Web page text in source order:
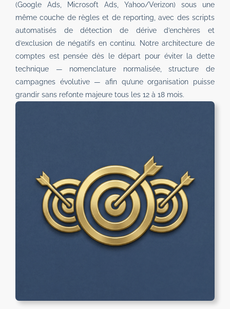
(Google Ads, Microsoft Ads, Yahoo/Verizon) sous une
même couche de règles et de reporting, avec des scripts
automatisés de détection de dérive d’enchères et
d’exclusion de négatifs en continu. Notre architecture de
comptes est pensée dès le départ pour éviter la dette
technique — nomenclature normalisée, structure de
campagnes évolutive — afin qu’une organisation puisse
grandir sans refonte majeure tous les 12 à 18 mois.